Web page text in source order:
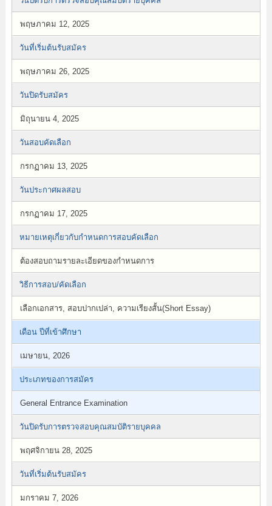
พฤษภาคม 12, 2025
วันที่เริ่มต้นรับสมัคร
พฤษภาคม 26, 2025
วันปิดรับสมัคร
มิถุนายน 4, 2025
วันสอบคัดเลือก
กรกฏาคม 13, 2025
วันประกาศผลสอบ
กรกฏาคม 17, 2025
หมายเหตุเกี่ยวกับกำหนดการสอบคัดเลือก
ต้องสอบถามรายละเอียดของกำหนดการ
วิธีการสอบ/คัดเลือก
เลือกเอกสาร, สอบปากเปล่า, ความเรียงสั้น(Short Essay)
เดือน ปีที่เข้าศึกษา
เมษายน, 2026
ประเภทของการสมัคร
General Entrance Examination
วันปิดรับการตรวจสอบคุณสมบัติรายบุคคล
พฤศจิกายน 28, 2025
วันที่เริ่มต้นรับสมัคร
มกราคม 7, 2026